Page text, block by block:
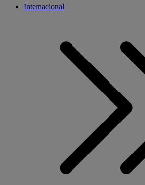
Internacional